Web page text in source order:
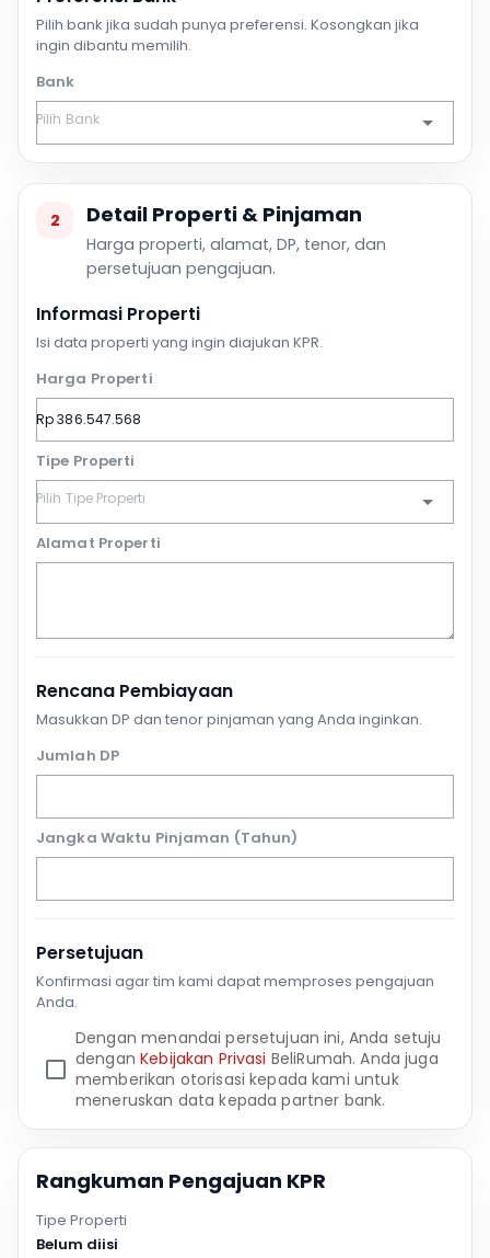
Pilih bank jika sudah punya preferensi. Kosongkan jika
ingin dibantu memilih.
Bank
2 Detail Properti & Pinjaman
Harga properti, alamat, DP, tenor, dan
persetujuan pengajuan.
Informasi Properti
Isi data properti yang ingin diajukan KPR.
Harga Properti
Tipe Properti
Alamat Properti
Rencana Pembiayaan
Masukkan DP dan tenor pinjaman yang Anda inginkan.
Jumlah DP
Jangka Waktu Pinjaman (Tahun)
Persetujuan
Konfirmasi agar tim kami dapat memproses pengajuan
Anda.
Dengan menandai persetujuan ini, Anda setuju
denganKebijakan Privasi BeliRumah. Anda juga
memberikan otorisasi kepada kami untuk
meneruskan data kepada partner bank.
Rangkuman Pengajuan KPR
Tipe Properti
Belum diisi